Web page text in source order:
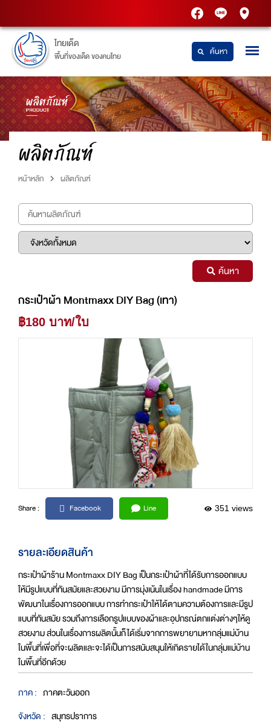
PTT
PTT
ไทยเด็ด
พื้นที่ของเด็ด ของคนไทย ค้นหา
ผลิตภัณฑ์
หน้าหลัก ผลิตภัณฑ์
ค้นหา
กระเป๋าผ้า Montmaxx DIY Bag (เทา)
฿180 บาท/ใบ
Share : Facebook Line 351 views
รายละเอียดสินค้า
กระเป๋าผ้าร้าน Montmaxx DIY Bag เป็นกระเป๋าผ้าที่ได้รับการออกแบบ
ให้มีรูปแบบที่ทันสมัยและสวยงาม มีการมุ่งเน้นในเรื่อง handmade มีการ
พัฒนาในเรื่องการออกแบบ การทำกระเป๋าให้ได้ตามความต้องการและมีรูป
แบบที่ทันสมัย รวมถึงการเลือกรูปแบบของผ้าและอุปกรณ์ตกแต่งต่างๆให้ดู
สวยงาม ส่วนในเรื่องการผลิตนั้นก็ได้เริ่มจากการพยายามหากลุ่มแม่บ้าน
ในพื้นที่เพื่อที่จะผลิตและจะได้เป็นการสนับสนุนให้เกิดรายได้ในกลุ่มแม่บ้าน
ในพื้นที่อีกด้วย
ภาค : ภาคตะวันออก
จังหวัด : สมุทรปราการ